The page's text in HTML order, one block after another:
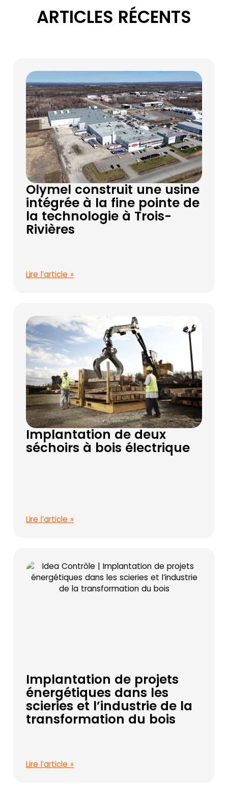
ARTICLES RÉCENTS
Olymel construit une usine
intégrée à la fine pointe de
la technologie à Trois-
Rivières
Lire l’article »
Implantation de deux
séchoirs à bois électrique
Lire l’article »
Implantation de projets
énergétiques dans les
scieries et l’industrie de la
transformation du bois
Lire l’article »